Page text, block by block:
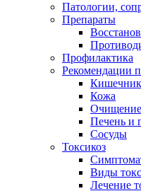
Патологии,
Препараты
Профилактика
Рекомендации
Кишечник
Кожа
Очищение
Печень и
Сосуды
Токсикоз
Виды
Лечение